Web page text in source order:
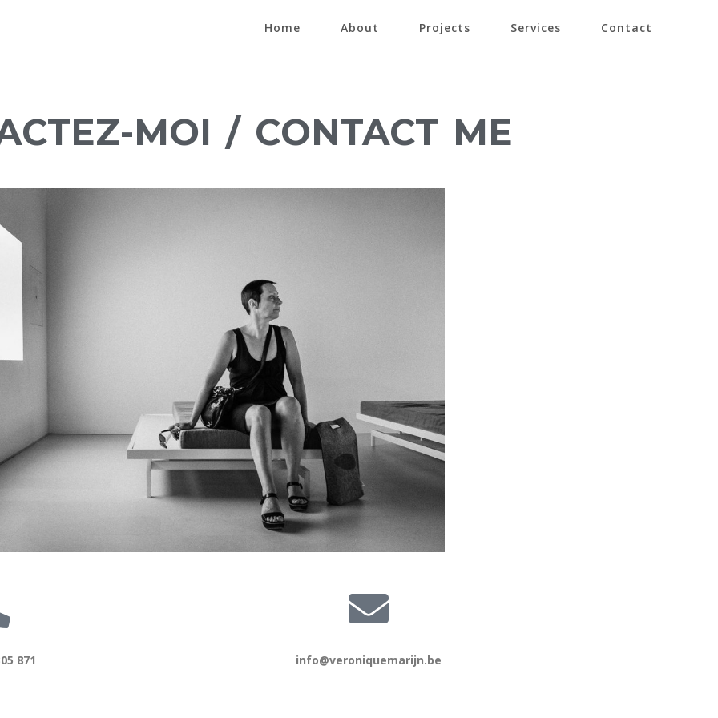
Home About Projects Services Contact
MOI / CONTACT ME
871 info@veroniquemarijn.be